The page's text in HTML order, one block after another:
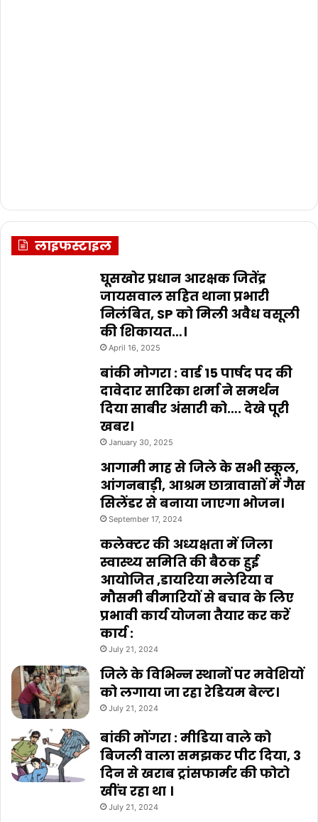
लाइफस्टाइल
घूसखोर प्रधान आरक्षक जितेंद्र
जायसवाल सहित थाना प्रभारी
निलंबित, SP को मिली अवैध वसूली
की शिकायत…।
April 16, 2025
बांकी मोगरा : वार्ड 15 पार्षद पद की
दावेदार सारिका शर्मा ने समर्थन
दिया साबीर अंसारी को…. देखे पूरी
खबर।
January 30, 2025
आगामी माह से जिले के सभी स्कूल,
आंगनबाड़ी, आश्रम छात्रावासों में गैस
सिलेंडर से बनाया जाएगा भोजन।
September 17, 2024
कलेक्टर की अध्यक्षता में जिला
स्वास्थ्य समिति की बैठक हुई
आयोजित ,डायरिया मलेरिया व
मौसमी बीमारियों से बचाव के लिए
प्रभावी कार्य योजना तैयार कर करें
कार्य :
July 21, 2024
जिले के विभिन्न स्थानों पर मवेशियों
को लगाया जा रहा रेडियम बेल्ट।
July 21, 2024
बांकी मोंगरा : मीडिया वाले को
बिजली वाला समझकर पीट दिया, 3
दिन से खराब ट्रांसफार्मर की फोटो
खींच रहा था ।
July 21, 2024